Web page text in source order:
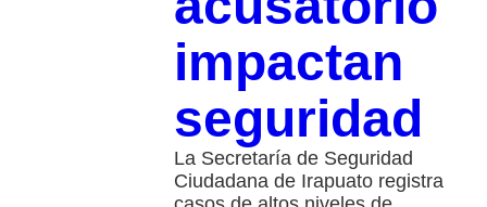
impactan
seguridad
La Secretaría de Seguridad
Ciudadana de Irapuato registra